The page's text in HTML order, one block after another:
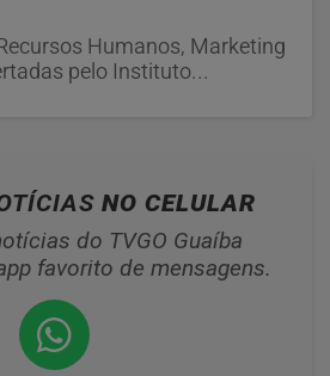
Humanos, Marketing
pelo Instituto...
NO CELULAR
do TVGO Guaíba
favorito de mensagens.